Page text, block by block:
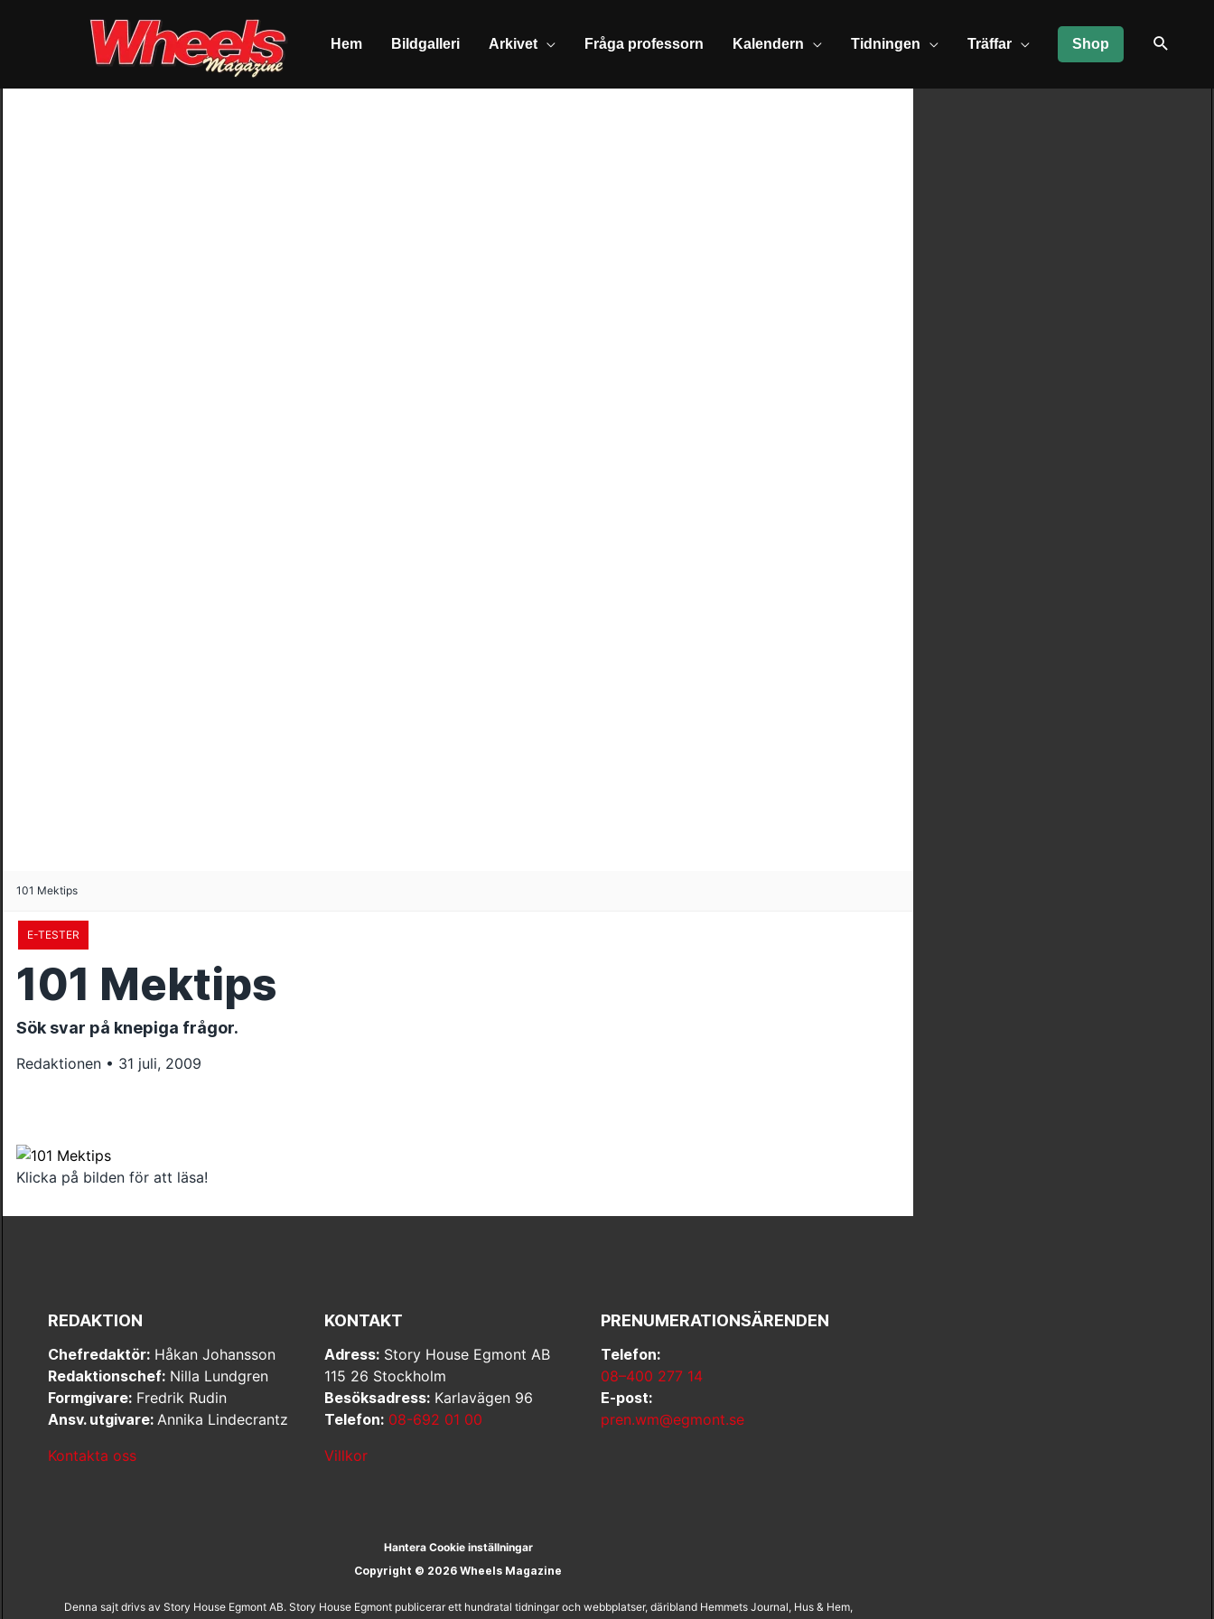
Hem Bildgalleri Arkivet Fråga professorn Kalendern Tidningen Träffar Shop
101 Mektips
E-TESTER
101 Mektips
Sök svar på knepiga frågor.
Redaktionen • 31 juli, 2009
Klicka på bilden för att läsa!
REDAKTION
Chefredaktör: Håkan Johansson
Redaktionschef: Nilla Lundgren
Formgivare: Fredrik Rudin
Ansv. utgivare: Annika Lindecrantz
Kontakta oss
KONTAKT
Adress: Story House Egmont AB
115 26 Stockholm
Besöksadress: Karlavägen 96
Telefon: 08-692 01 00
Villkor
PRENUMERATIONSÄRENDEN
Telefon:
08–400 277 14
E-post:
pren.wm@egmont.se
Hantera Cookie inställningar
Copyright © 2026 Wheels Magazine
Denna sajt drivs av Story House Egmont AB. Story House Egmont publicerar ett hundratal tidningar och webbplatser, däribland Hemmets Journal, Hus & Hem,